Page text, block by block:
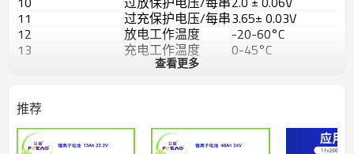
11
过充保护电压/每串3.65± 0.03V
12
放电工作温度
-20-60°C
13
充电工作温度
0-45°C
存储温度
16
17
294*83*70mm
查看更多
推荐